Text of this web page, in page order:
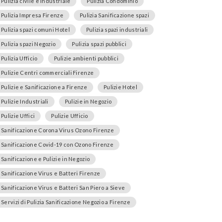
Pulizia Impresa Firenze Pulizia Sanificazione spazi
Pulizia spazi comuni Hotel Pulizia spazi industriali
Pulizia spazi Negozio Pulizia spazi pubblici
Pulizia Ufficio Pulizie ambienti pubblici
Pulizie Centri commerciali Firenze
Pulizie e Sanificazione a Firenze Pulizie Hotel
Pulizie Industriali Pulizie in Negozio
Pulizie Uffici Pulizie Ufficio
Sanificazione Corona Virus Ozono Firenze
Sanificazione Covid-19 con Ozono Firenze
Sanificazione e Pulizie in Negozio
Sanificazione Virus e Batteri Firenze
Sanificazione Virus e Batteri San Piero a Sieve
Servizi di Pulizia Sanificazione Negozio a Firenze